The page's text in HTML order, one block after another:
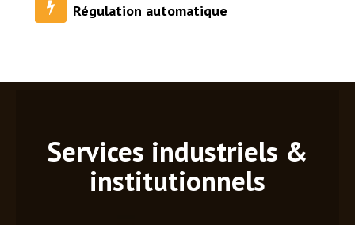
Régulation automatique
Services industriels &
institutionnels